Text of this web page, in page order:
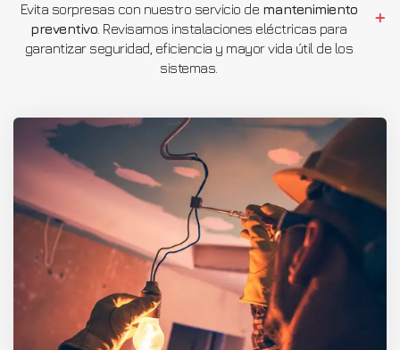
Evita sorpresas con nuestro servicio de mantenimiento
preventivo . Revisamos instalaciones eléctricas para
garantizar seguridad, eficiencia y mayor vida útil de los
sistemas.